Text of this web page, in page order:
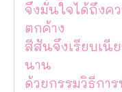
จึงมั่นใจได้ถึงค
ตกค้าง
สีสันจึงเรียบเ
นาน
ด้วยกรรมวิธีกา